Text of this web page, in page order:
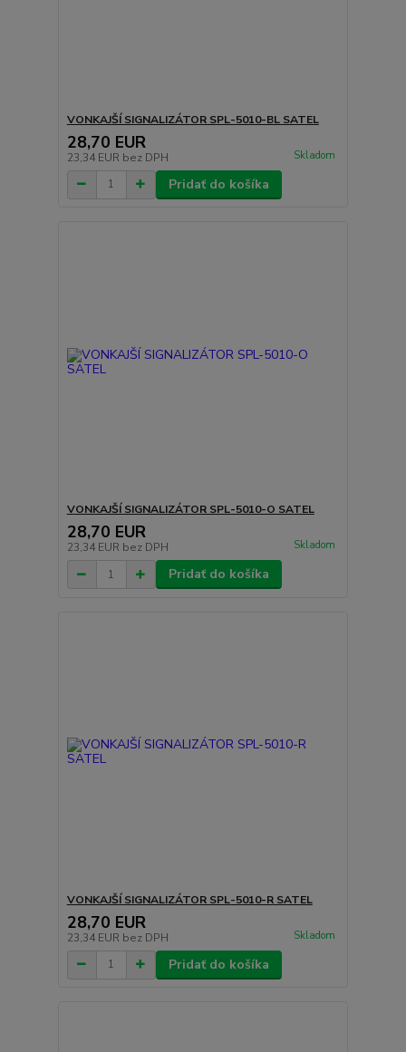
VONKAJŠÍ SIGNALIZÁTOR SPL-5010-BL SATEL
28,70 EUR
23,34 EUR bez DPH Skladom
Pridať do košíka
VONKAJŠÍ SIGNALIZÁTOR SPL-5010-O SATEL
28,70 EUR
23,34 EUR bez DPH Skladom
Pridať do košíka
VONKAJŠÍ SIGNALIZÁTOR SPL-5010-R SATEL
28,70 EUR
23,34 EUR bez DPH Skladom
Pridať do košíka